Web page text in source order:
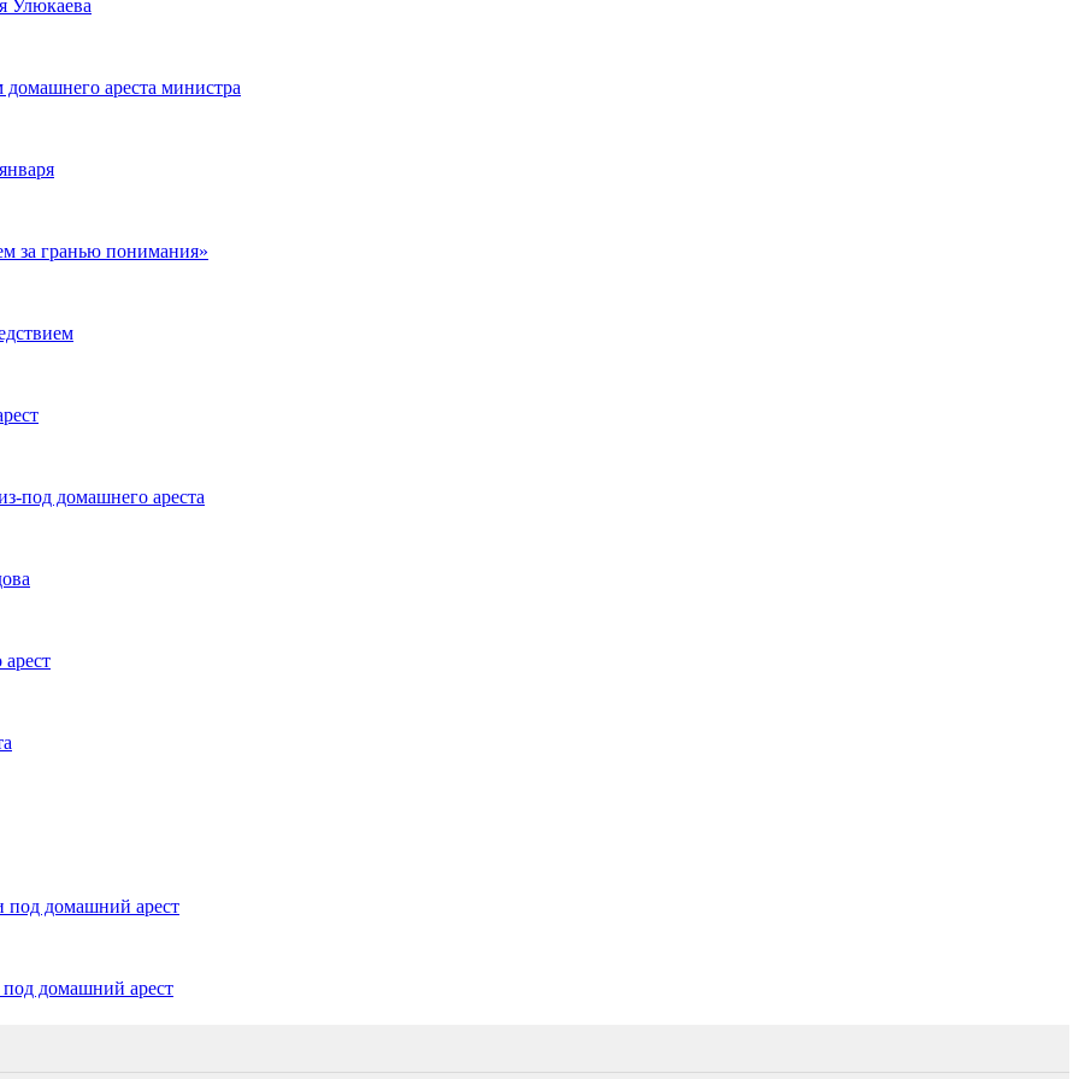
Улюкаева
ареста министра
за гранью понимания»
под домашнего ареста
под домашний арест
под домашний арест